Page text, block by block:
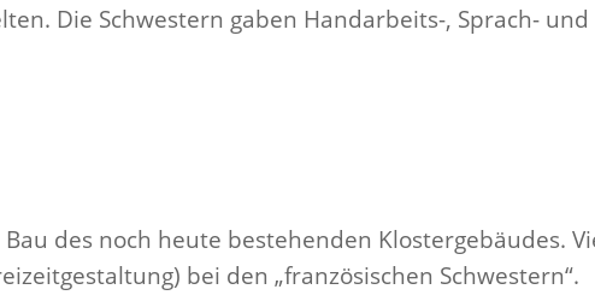
Die Schwestern gaben Handarbeits-, Sprach-
des noch heute bestehenden Klostergebäudes.
bei den „französischen Schwestern“.